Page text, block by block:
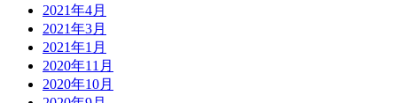
2021年4月
2021年3月
2021年1月
2020年11月
2020年10月